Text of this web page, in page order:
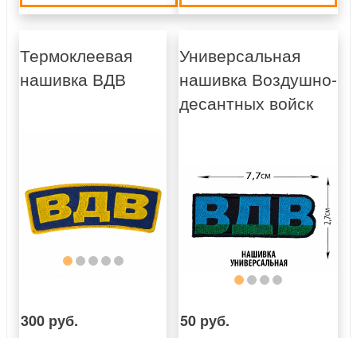
Термоклеевая
нашивка ВДВ
300 руб.
Универсальная
нашивка Воздушно-
десантных войск
50 руб.